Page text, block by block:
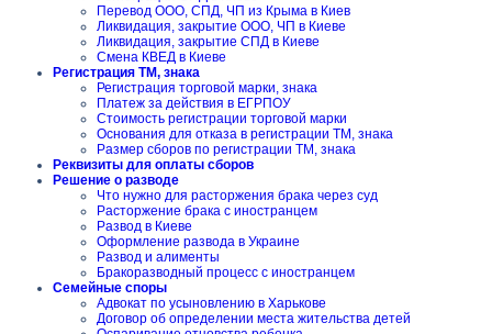
Перевод ООО, СПД, ЧП из Крыма в Киев
Ликвидация, закрытие ООО, ЧП в Киеве
Ликвидация, закрытие СПД в Киеве
Смена КВЕД в Киеве
Регистрация ТМ, знака
Регистрация торговой марки, знака
Платеж за действия в ЕГРПОУ
Стоимость регистрации торговой марки
Основания для отказа в регистрации ТМ, знака
Размер сборов по регистрации ТМ, знака
Реквизиты для оплаты сборов
Решение о разводе
Что нужно для расторжения брака через суд
Расторжение брака с иностранцем
Развод в Киеве
Оформление развода в Украине
Развод и алименты
Бракоразводный процесс с иностранцем
Семейные споры
Адвокат по усыновлению в Харькове
Договор об определении места жительства детей